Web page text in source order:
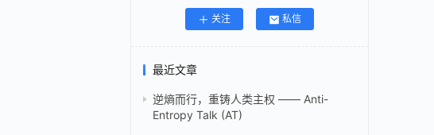
关注 私信
最近文章
逆熵而行，重铸人类主权 —— Anti-
Entropy Talk (AT)